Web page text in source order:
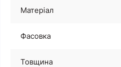
Матеріал
Фасовка
Товщина